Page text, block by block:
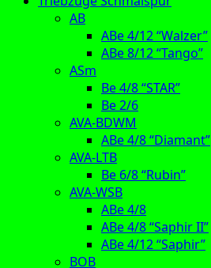
AB
ABe 4/12 “Walzer”
ABe 8/12 “Tango”
ASm
Be 4/8 “STAR”
Be 2/6
AVA-BDWM
ABe 4/8 “Diamant”
AVA-LTB
Be 6/8 “Rubin”
AVA-WSB
ABe 4/8
ABe 4/8 “Saphir II”
ABe 4/12 “Saphir”
BOB